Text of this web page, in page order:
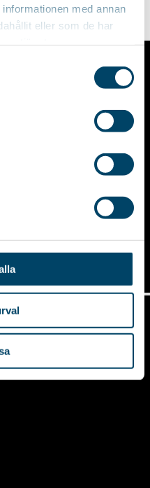
med annan
eller som de har